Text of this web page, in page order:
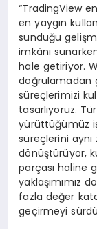
“TradingView
en yaygın
sunduğu
imkânı
hale getiriyor.
doğrulamadan
süreçlerimizi
tasarlıyoruz.
yürüttüğümüz
süreçlerini
dönüştürüyor,
parçası haline
yaklaşımımız
fazla değer
geçirmeyi